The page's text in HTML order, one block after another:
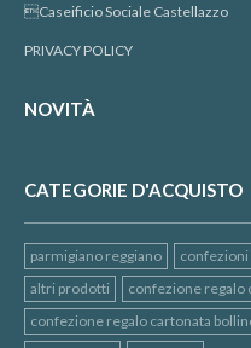
Caseificio Sociale Castellazzo
PRIVACY POLICY
NOVITÀ
CATEGORIE D'ACQUISTO
parmigiano reggiano confezioni
altri prodotti
confezione regalo
confezione regalo cartonata